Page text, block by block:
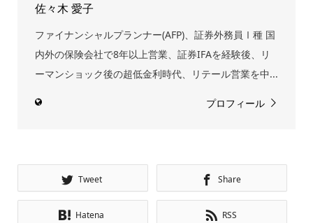
佐々木 愛子
ファイナンシャルプランナー(AFP)、証券外務員Ⅰ種 国
内外の保険会社で8年以上営業、証券IFAを経験後、リ
ーマンショック後の超低金利時代、リテール営業を中...
プロフィール
Tweet Share
Hatena RSS